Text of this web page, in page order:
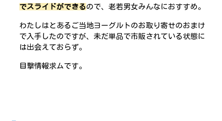
でスライドができる ので、老若男女みんなにおすすめ。
わたしはとあるご当地ヨーグルトのお取り寄せのおまけ
で入手したのですが、未だ単品で市販されている状態に
は出会えておらず。
目撃情報求ムです。